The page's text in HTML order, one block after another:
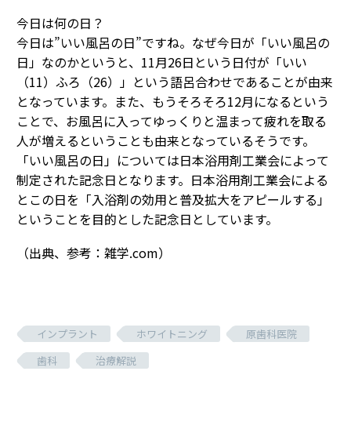
今日は何の日？
今日は”いい風呂の日”ですね。なぜ今日が「いい風呂の
日」なのかというと、11月26日という日付が「いい
（11）ふろ（26）」という語呂合わせであることが由来
となっています。また、もうそろそろ12月になるという
ことで、お風呂に入ってゆっくりと温まって疲れを取る
人が増えるということも由来となっているそうです。
「いい風呂の日」については日本浴用剤工業会によって
制定された記念日となります。日本浴用剤工業会による
とこの日を「入浴剤の効用と普及拡大をアピールする」
ということを目的とした記念日としています。
（出典、参考：雑学.com）
インプラント ホワイトニング
原歯科医院
歯科
治療解説